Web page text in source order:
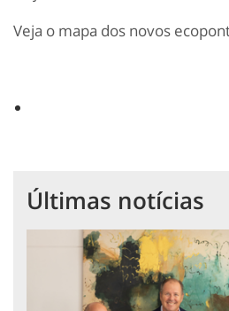
Veja o mapa dos novos
Últimas notícias